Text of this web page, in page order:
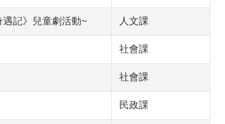
記》兒童劇活動~ 人文課
社會課
社會課
民政課